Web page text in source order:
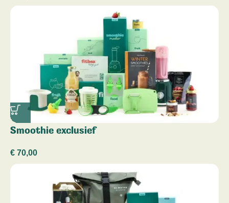
Smoothie exclusief
€ 70,00